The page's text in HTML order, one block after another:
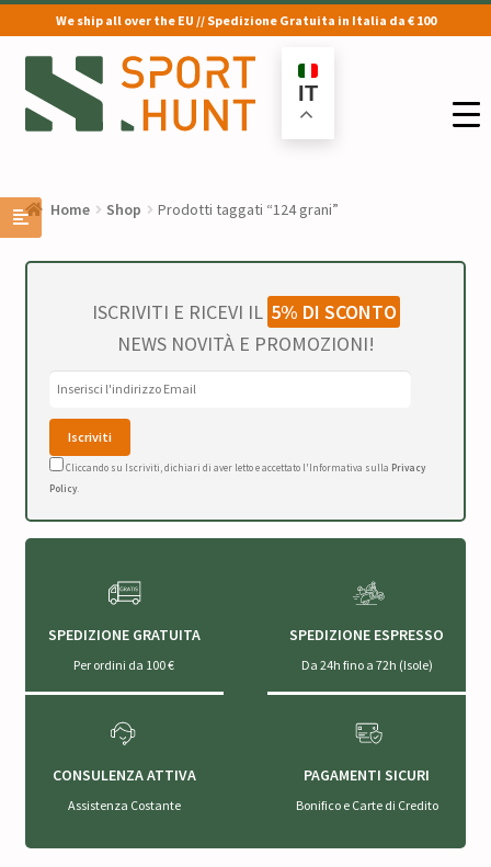
We ship all over the EU // Spedizione Gratuita in Italia da € 100
Vai
alla
navigazione
Vai
al
contenuto
IT
Home Shop Prodotti taggati “124 grani”
ISCRIVITI E RICEVI IL 5% DI SCONTO
NEWS NOVITÀ E PROMOZIONI!
Cliccando su Iscriviti, dichiari di aver letto e accettato l'Informativa sulla Privacy
Policy.
SPEDIZIONE GRATUITA
Per ordini da 100 €
SPEDIZIONE ESPRESSO
Da 24h fino a 72h (Isole)
CONSULENZA ATTIVA
Assistenza Costante
PAGAMENTI SICURI
Bonifico e Carte di Credito